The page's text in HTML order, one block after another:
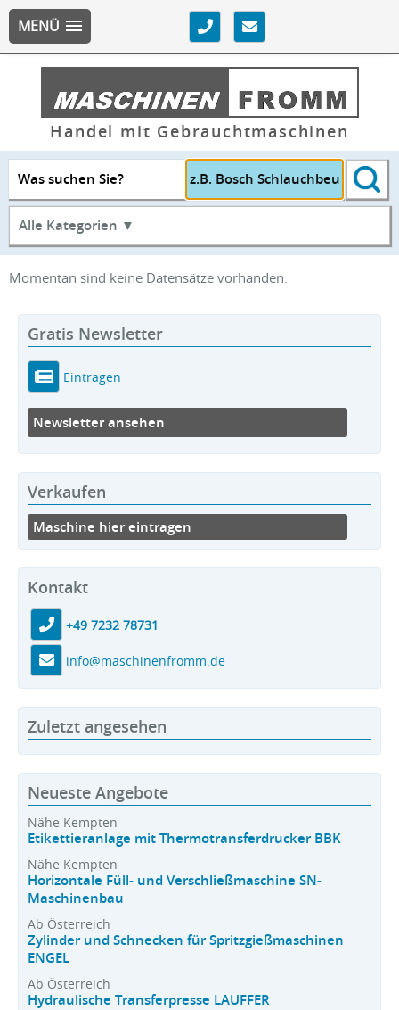
MENÜ
Handel mit Gebrauchtmaschinen
Was suchen Sie?
Alle Kategorien ▼
Momentan sind keine Datensätze vorhanden.
Gratis Newsletter
Eintragen
Newsletter ansehen
Verkaufen
Maschine hier eintragen
Kontakt
+49 7232 78731
info@maschinenfromm.de
Zuletzt angesehen
Neueste Angebote
Nähe Kempten
Etikettieranlage mit Thermotransferdrucker BBK
Nähe Kempten
Horizontale Füll- und Verschließmaschine SN-
Maschinenbau
Ab Österreich
Zylinder und Schnecken für Spritzgießmaschinen
ENGEL
Ab Österreich
Hydraulische Transferpresse LAUFFER